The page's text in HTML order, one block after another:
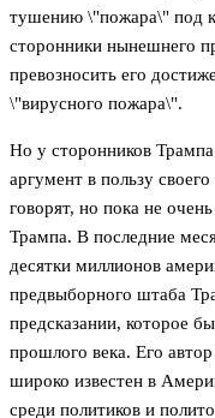
тушению \"пожара\" под
сторонники нынешнего
превозносить его
\"вирусного пожара\".
Но у сторонников
аргумент в пользу
говорят, но пока не
Трампа. В последние
десятки миллионов
предвыборного штаба
предсказании, которое
прошлого века. Его
широко известен в
среди политиков и